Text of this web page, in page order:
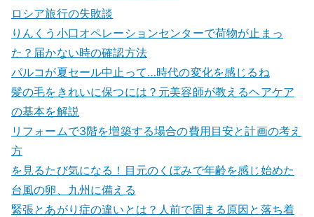
ロシア旅行の失敗談
りんくう小口オペレーションセンターで荷物が止まっ
た？届かない時の確認方法
パルコが夏セール中止って…時代の変化を感じるね
髪の毛をきれいに保つには？元美容師が教えるヘアケア
の基本を解説
リフォームで3階を増築する場合の費用目安と計画の考え
方
を見るたび気になる！目元のくぼみで年齢を感じ始めた
台風の卵、九州に備える
緊張とあがり症の違いとは？人前で固まる原因と落ち着